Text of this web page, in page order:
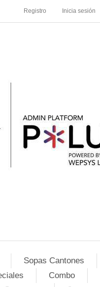
Registro Inicia sesión
Sopas Cantones
Combo